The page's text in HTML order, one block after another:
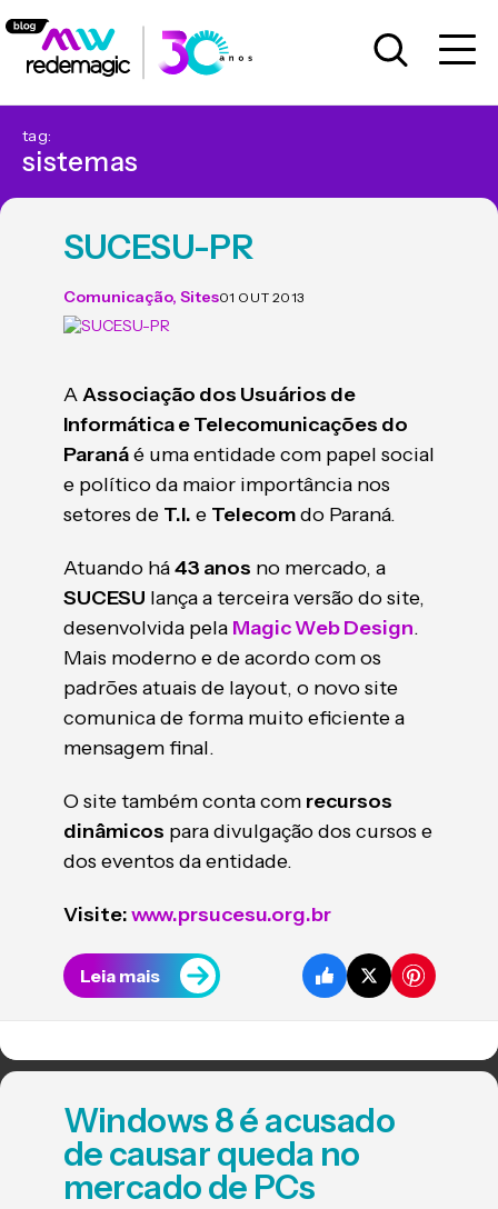
tag:
sistemas
SUCESU-PR
Comunicação, Sites01 OUT 2013
AAssociação dos Usuários de
Informática e Telecomunicações do
Paranáé uma entidade com papel social
e político da maior importância nos
setores de T.I. e Telecomdo Paraná.
Atuando há43 anos no mercado, a
SUCESU lança a terceira versão do site,
desenvolvida pela Magic Web Design.
Mais moderno e de acordo com os
padrões atuais de layout, o novo site
comunica de forma muito eficiente a
mensagem final.
O site também conta com recursos
dinâmicos para divulgação dos cursos e
dos eventos da entidade.
Visite:www.prsucesu.org.br
Leia mais
Windows 8 é acusado
de causar queda no
mercado de PCs